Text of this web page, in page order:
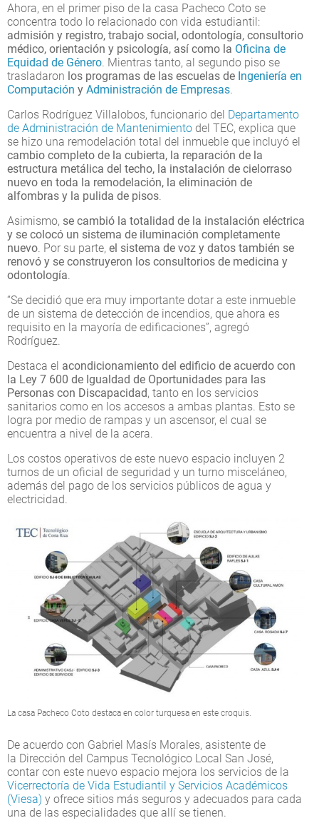
Ahora, en el primer piso de la casa Pacheco Coto se
concentra todo lo relacionado con vida estudiantil:
admisión y registro, trabajo social, odontología, consultorio
médico, orientación y psicología, así como la Oficina de
Equidad de Género. Mientras tanto, al segundo piso se
trasladaron los programas de las escuelas de Ingeniería en
Computación y Administración de Empresas.
Carlos Rodríguez Villalobos, funcionario del Departamento
de Administración de Mantenimiento del TEC, explica que
se hizo una remodelación total del inmueble que incluyó el
cambio completo de la cubierta, la reparación de la
estructura metálica del techo, la instalación de cielorraso
nuevo en toda la remodelación, la eliminación de
alfombras y la pulida de pisos.
Asimismo, se cambió la totalidad de la instalación eléctrica
y se colocó un sistema de iluminación completamente
nuevo. Por su parte, el sistema de voz y datos también se
renovó y se construyeron los consultorios de medicina y
odontología.
“Se decidió que era muy importante dotar a este inmueble
de un sistema de detección de incendios, que ahora es
requisito en la mayoría de edificaciones”, agregó
Rodríguez.
Destaca el acondicionamiento del edificio de acuerdo con
la Ley 7 600 de Igualdad de Oportunidades para las
Personas con Discapacidad, tanto en los servicios
sanitarios como en los accesos a ambas plantas. Esto se
logra por medio de rampas y un ascensor, el cual se
encuentra a nivel de la acera.
Los costos operativos de este nuevo espacio incluyen 2
turnos de un oficial de seguridad y un turno misceláneo,
además del pago de los servicios públicos de agua y
electricidad.
La casa Pacheco Coto destaca en color turquesa en este croquis.
De acuerdo con Gabriel Masís Morales, asistente de
la Dirección del Campus Tecnológico Local San José,
contar con este nuevo espacio mejora los servicios de la
Vicerrectoría de Vida Estudiantil y Servicios Académicos
(Viesa) y ofrece sitios más seguros y adecuados para cada
una de las especialidades que allí se tienen.